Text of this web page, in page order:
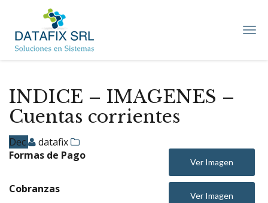
INDICE – IMAGENES –
Cuentas corrientes
Dec
datafix
Formas de Pago
Ver Imagen
Cobranzas
Ver Imagen